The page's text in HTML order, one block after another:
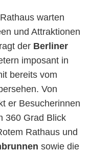
warten
und Attraktionen
der Berliner
imposant in
bereits vom
Von
er Besucherinnen
360 Grad Blick
Rathaus und
sowie die